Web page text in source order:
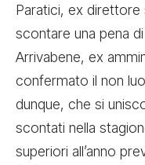
Paratici, ex
scontare una pena
Arrivabene, ex
confermato il non
dunque, che si
scontati nella
superiori all’anno